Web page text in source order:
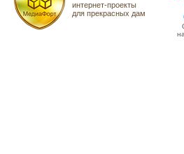
интернет-проекты
для прекрасных дам